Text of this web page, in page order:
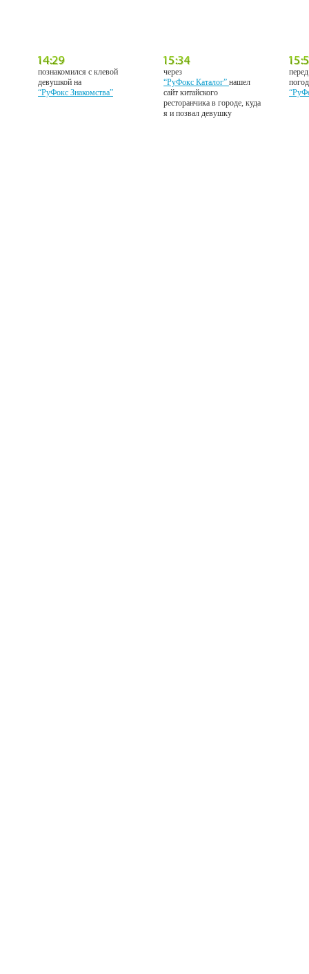
познакомился с клевой
девушкой на
“РуФокс Знакомства”
через
“РуФокс Каталог”нашел
сайт китайского
ресторанчика в городе, куда
я и позвал девушку